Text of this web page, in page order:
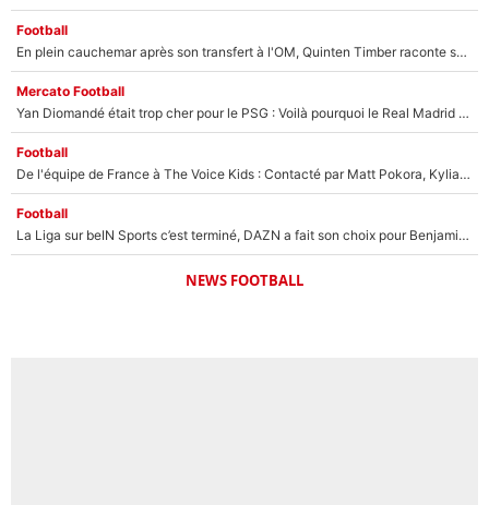
Football
En plein cauchemar après son transfert à l'OM, Quinten Timber raconte ses doutes après sa signature à Marseille
Mercato Football
Yan Diomandé était trop cher pour le PSG : Voilà pourquoi le Real Madrid a accepté de payer la somme record de 140M€ pour boucler son transfert !
Football
De l'équipe de France à The Voice Kids : Contacté par Matt Pokora, Kylian Mbappé a accepté de jouer un rôle inédit sur TF1 !
Football
La Liga sur beIN Sports c’est terminé, DAZN a fait son choix pour Benjamin Da Silva et Omar Da Fonseca !
NEWS FOOTBALL